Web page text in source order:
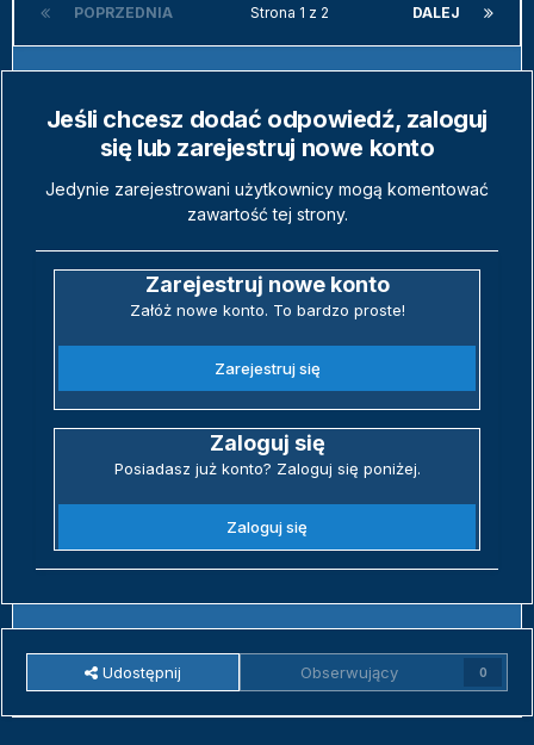
POPRZEDNIA DALEJ
Strona 1 z 2
Jeśli chcesz dodać odpowiedź, zaloguj
się lub zarejestruj nowe konto
Jedynie zarejestrowani użytkownicy mogą komentować
zawartość tej strony.
Zarejestruj nowe konto
Załóż nowe konto. To bardzo proste!
Zarejestruj się
Zaloguj się
Posiadasz już konto? Zaloguj się poniżej.
Zaloguj się
Udostępnij Obserwujący 0